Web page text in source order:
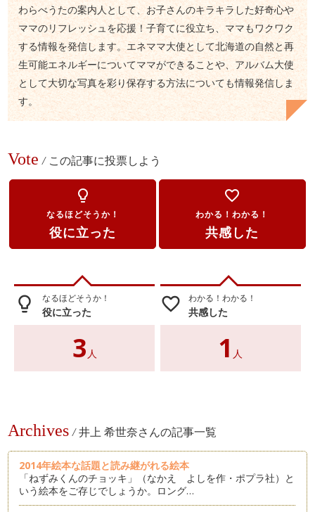
わらべうたの案内人として、お子さんのキラキラした好奇心や
ママのリフレッシュを応援！子育てに役立ち、ママもワクワク
する情報を発信します。エネママ大使として北海道の自然と再
生可能エネルギーについてママができることや、アルバム大使
として大切な写真を彩り保存する方法についても情報発信しま
す。
Vote / この記事に投票しよう
lightbulb_outline
なるほどそうか！
役に立った
favorite_border
わかる！わかる！
共感した
lightbulb_outline なるほどそうか！
役に立った
3 人
favorite_border わかる！わかる！
共感した
1 人
Archives / 井上 希世奈さんの記事一覧
2014年絵本な話題と読み継がれる絵本
「ねずみくんのチョッキ」（なかえ よしを作・ポプラ社）と
いう絵本をご存じでしょうか。ロング…